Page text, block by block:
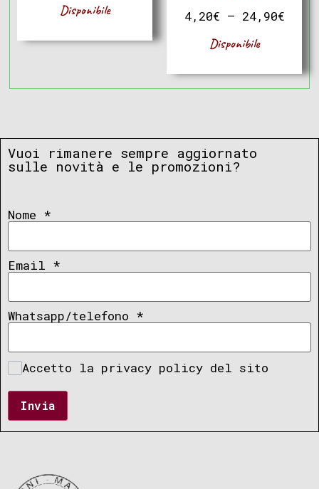
Disponibile 4,20€ – 24,90€
Disponibile
Vuoi rimanere sempre aggiornato
sulle novità e le promozioni?
Nome *
Email *
Whatsapp/telefono *
Accetto la privacy policy del sito
Invia